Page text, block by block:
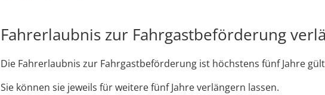
Fahrerlaubnis zur Fahrgastbeförderung
Die Fahrerlaubnis zur Fahrgastbeförderung ist höchstens fünf Jahre
Sie können sie jeweils für weitere fünf Jahre verlängern lassen.